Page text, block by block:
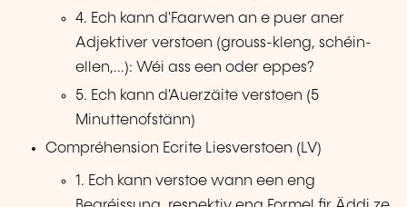
4. Ech kann d'Faarwen an e puer aner
Adjektiver verstoen (grouss-kleng, schéin-
ellen,...): Wéi ass een oder eppes?
5. Ech kann d'Auerzäite verstoen (5
Minuttenofstänn)
Compréhension Ecrite Liesverstoen (LV)
1. Ech kann verstoe wann een eng